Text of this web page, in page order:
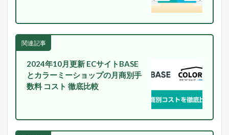
関連記事
2024年10月更新 ECサイトBASE
とカラーミーショップの月商別手
数料 コスト 徹底比較